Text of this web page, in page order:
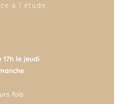
à l’étude.
le jeudi
fois